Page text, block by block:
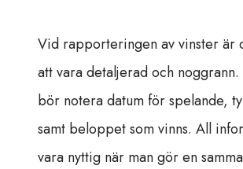
Vid rapporteringen av vinster är
att vara detaljerad och noggrann.
bör notera datum för spelande,
samt beloppet som vinns. All
vara nyttig när man gör en